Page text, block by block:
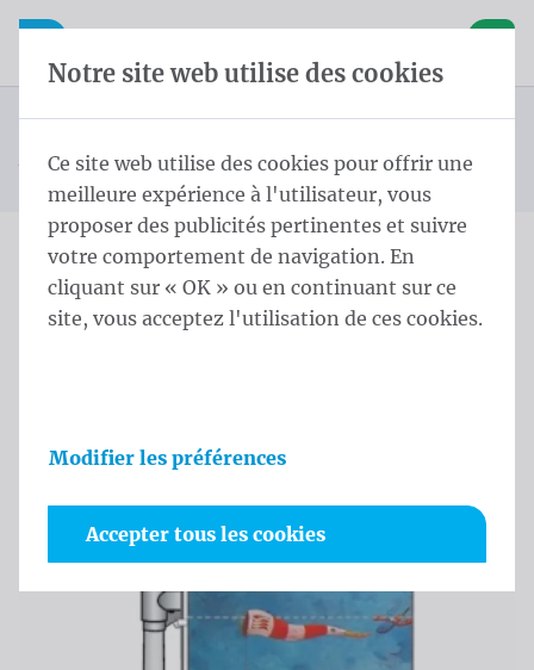
Skip content
Sauter la sélection de la langue
Ouvrir la navigation mobile
Vous êtes ici :
de
Page d'accueil
Produits
Mât conique
Mât Conique potence rotative 12,0 m - ⌀ 145-60/3
White
Mât Conique potence
rotative 12,0 m - ⌀ 145-
Notre site web utilise des cookies
Ce site web utilise des cookies pour offrir une
meilleure expérience à l'utilisateur, vous
proposer des publicités pertinentes et suivre
votre comportement de navigation. En
cliquant sur « OK » ou en continuant sur ce
site, vous acceptez l'utilisation de ces cookies.
Modifier les préférences
Accepter tous les cookies